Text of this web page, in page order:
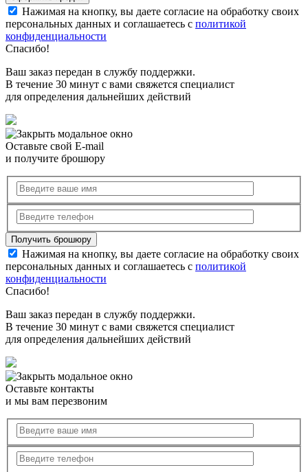
Нажимая на кнопку, вы даете согласие на обработку своих
персональных данных и соглашаетесь с политикой
конфиденциальности
Спасибо!
Ваш заказ передан в службу поддержки.
В течение 30 минут с вами свяжется специалист
для определения дальнейших действий
Оставьте свой E-mail
и получите брошюру
Нажимая на кнопку, вы даете согласие на обработку своих
персональных данных и соглашаетесь с политикой
конфиденциальности
Спасибо!
Ваш заказ передан в службу поддержки.
В течение 30 минут с вами свяжется специалист
для определения дальнейших действий
Оставьте контакты
и мы вам перезвоним